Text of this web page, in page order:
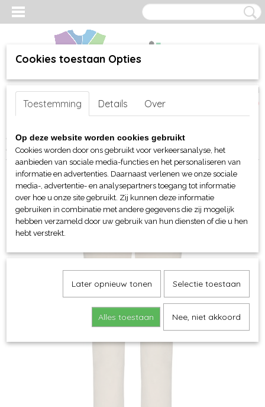
Inloggen Registreren
(0)
Home >webshop>Per merk >Kariban>Dames
Dames Chino broek
Cookies toestaan Opties
Toestemming Details Over
Op deze website worden cookies gebruikt
Cookies worden door ons gebruikt voor verkeersanalyse, het
aanbieden van sociale media-functies en het personaliseren van
informatie en advertenties. Daarnaast verlenen we onze sociale
media-, advertentie- en analysepartners toegang tot informatie
over hoe u onze site gebruikt. Zij kunnen deze informatie
gebruiken in combinatie met andere gegevens die zij mogelijk
hebben verzameld door uw gebruik van hun diensten of die u hen
hebt verstrekt.
Later opnieuw tonen Selectie toestaan
Alles toestaan Nee, niet akkoord